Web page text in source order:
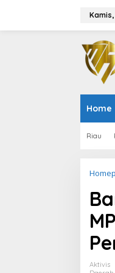
Home
Riau
Aktivis